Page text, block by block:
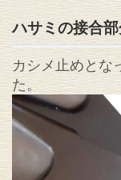
ハサミの接合
カシメ止めとな
た。